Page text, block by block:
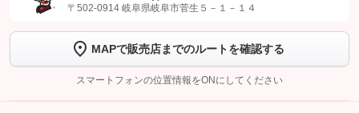
【STEP1】
認証画面でグーネットを友だち追加してから「許可する」ボタンを押
トーク画面で
ボタンをタップして問い合わせを
完了してください。
こちら
〒502-0914 岐阜県岐阜市菅生５－１－１４
MAPで販売店までのルートを確認する
スマートフォンの位置情報をONにしてください